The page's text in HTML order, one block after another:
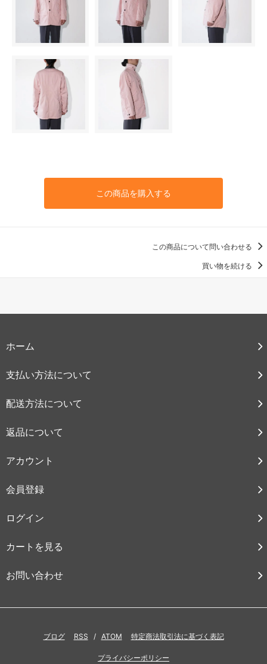
この商品を購入する
この商品について問い合わせる
買い物を続ける
ホーム
支払い方法について
配送方法について
返品について
アカウント
会員登録
ログイン
カートを見る
お問い合わせ
ブログ RSS / ATOM 特定商法取引法に基づく表記
プライバシーポリシー